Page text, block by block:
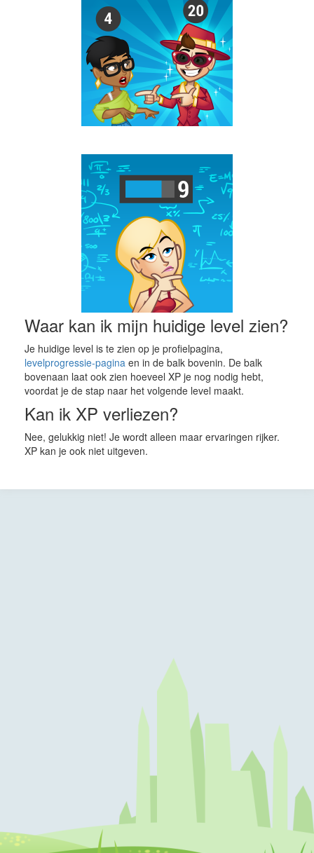
Waar kan ik mijn huidige level zien?
Je huidige level is te zien op je profielpagina,
levelprogressie-pagina en in de balk bovenin. De balk
bovenaan laat ook zien hoeveel XP je nog nodig hebt,
voordat je de stap naar het volgende level maakt.
Kan ik XP verliezen?
Nee, gelukkig niet! Je wordt alleen maar ervaringen rijker.
XP kan je ook niet uitgeven.